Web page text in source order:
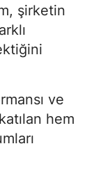
şirketin
ve
hem